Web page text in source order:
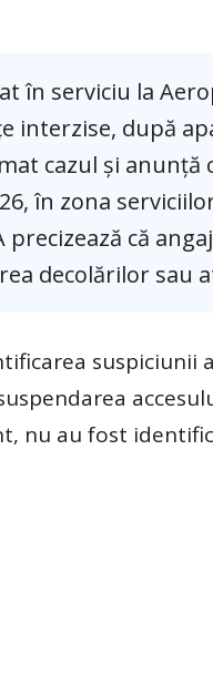
în serviciu la
interzise, după
cazul și
în zona
precizează că
decolărilor sau
suspiciunii
nu au fost